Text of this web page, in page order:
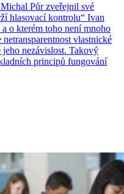
Půr zveřejnil své
hlasovací kontrolu“ Ivan
o kterém toho není mnoho
vlastnické
nezávislost. Takový
principů fungování